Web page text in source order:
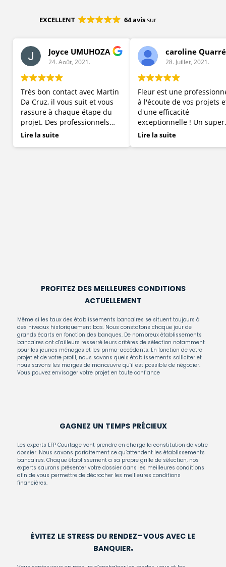
EXCELLENT 64 avissur
Joyce UMUHOZA
24. Août, 2021.
Très bon contact avec Martin
Da Cruz, il vous suit et vous
rassure à chaque étape du
projet. Des professionnels
disponibles et joignables à
Lire la suite
caroline Quarré
28. Juillet, 2021.
Fleur est une
à l'écoute de vos projets
d'une efficacité
exceptionnelle ! Un super
contact humain, un suivi
Lire la suite
profitez des meilleures conditions
actuellement
Même si les taux des établissements bancaires se situent toujours à
des niveaux historiquement bas. Nous constatons chaque jour de
grands écarts en fonction des banques. De nombreux établissements
bancaires ont d’ailleurs resserré leurs critères de sélection notamment
pour les jeunes ménages et les primo-accédants. En fonction de votre
projet et de votre profil, nous savons quels établissements solliciter et
nous savons les marges de manœuvre qu’il est possible de négocier.
Vous pouvez envisager votre projet en toute confiance
gagnez un temps précieux
Les experts EFP Courtage vont prendre en charge la constitution de votre
dossier. Nous savons parfaitement ce qu’attendent les établissements
bancaires. Chaque établissement a sa propre grille de sélection, nos
experts saurons présenter votre dossier dans les meilleures conditions
afin de vous permettre de décrocher les meilleures conditions
financières.
évitez le stress du rendez-vous avec le
banquier.